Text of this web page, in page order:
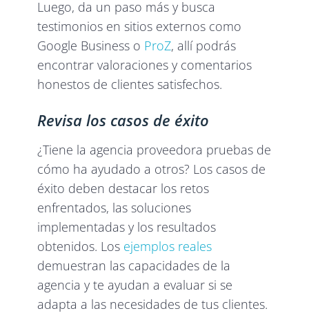
Luego, da un paso más y busca
testimonios en sitios externos como
Google Business o ProZ, allí podrás
encontrar valoraciones y comentarios
honestos de clientes satisfechos.
Revisa los casos de éxito
¿Tiene la agencia proveedora pruebas de
cómo ha ayudado a otros? Los casos de
éxito deben destacar los retos
enfrentados, las soluciones
implementadas y los resultados
obtenidos. Los ejemplos reales
demuestran las capacidades de la
agencia y te ayudan a evaluar si se
adapta a las necesidades de tus clientes.